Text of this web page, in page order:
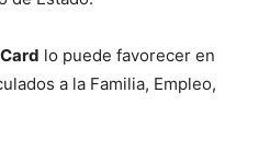
lo puede favorecer en
a la Familia, Empleo,